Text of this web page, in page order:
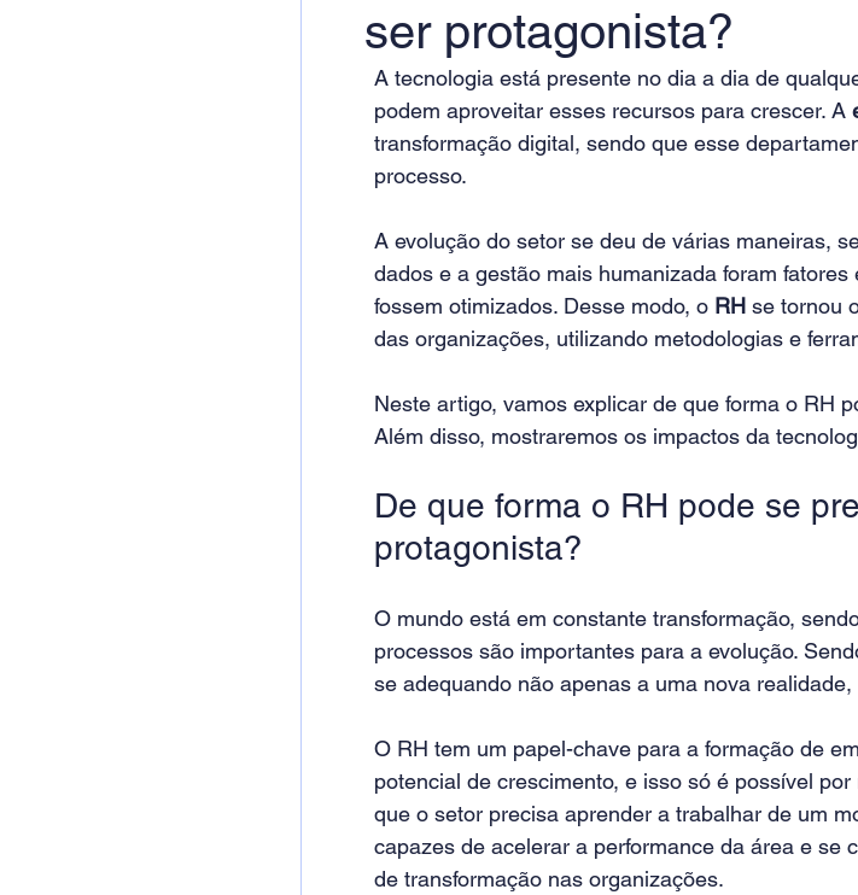
Responsabilidade Social
ser protagonista?
A tecnologia está presente no dia a dia de
podem aproveitar esses recursos para crescer. A
transformação digital, sendo que esse
processo.
A evolução do setor se deu de várias maneiras,
dados e a gestão mais humanizada foram
fossem otimizados. Desse modo, o RH se tornou
das organizações, utilizando metodologias e
Neste artigo, vamos explicar de que forma o RH
Além disso, mostraremos os impactos da
De que forma o RH pode se
protagonista?
O mundo está em constante transformação,
processos são importantes para a evolução.
se adequando não apenas a uma nova
O RH tem um papel-chave para a formação de
potencial de crescimento, e isso só é possível
que o setor precisa aprender a trabalhar de um
capazes de acelerar a performance da área e se
de transformação nas organizações.